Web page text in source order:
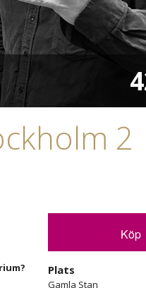
2
Köp
Plats
Gamla Stan